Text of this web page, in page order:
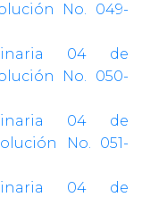
No. 049-
04 de
No. 050-
04 de
No. 051-
04 de